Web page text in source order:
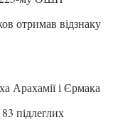
отримав відзнаку
Арахамії і Єрмака
підлеглих